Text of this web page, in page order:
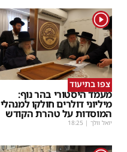
1
צפו בתיעוד
מעמד היסטורי בהר נוף:
מיליוני דולרים חולקו למנהלי
המוסדות על טהרת הקודש
יואל וולך |
18:25